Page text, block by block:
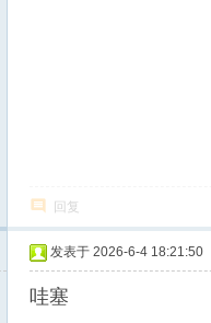
回复
发表于 2026-6-4 18:21:50
哇塞